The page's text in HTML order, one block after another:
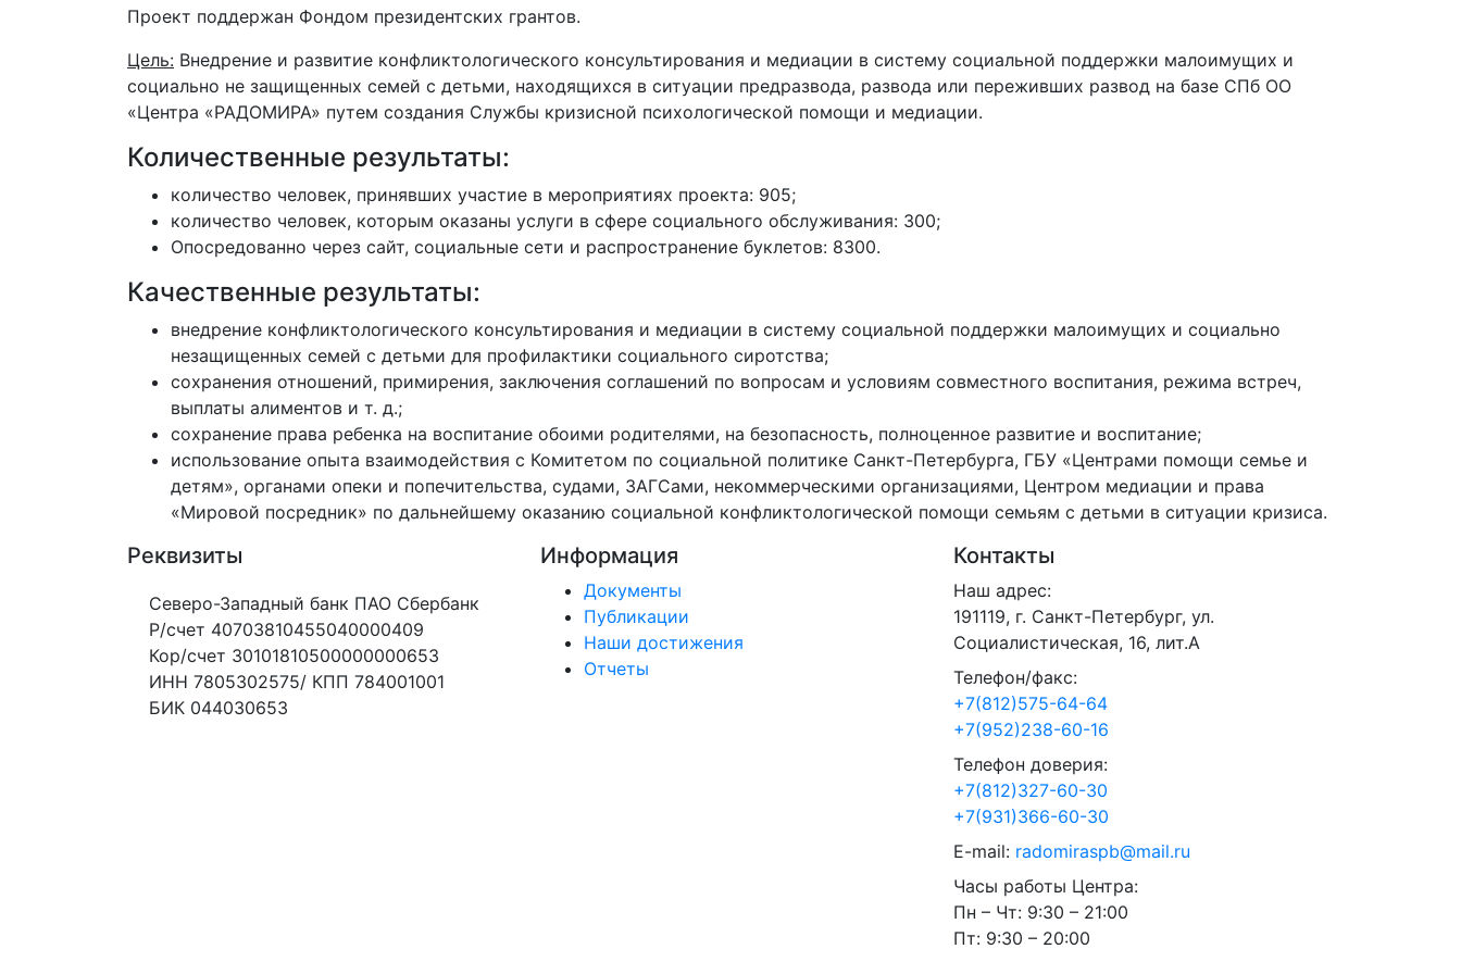
Проект поддержан Фондом президентских грантов.
Цель: Внедрение и развитие конфликтологического консультирования и медиации в систему социальной поддержки малоимущих и
социально не защищенных семей с детьми, находящихся в ситуации предразвода, развода или переживших развод на базе СПб ОО
«Центра «РАДОМИРА» путем создания Службы кризисной психологической помощи и медиации.
Количественные результаты:
количество человек, принявших участие в мероприятиях проекта: 905;
количество человек, которым оказаны услуги в сфере социального обслуживания: 300;
Опосредованно через сайт, социальные сети и распространение буклетов: 8300.
Качественные результаты:
внедрение конфликтологического консультирования и медиации в систему социальной поддержки малоимущих и социально
незащищенных семей с детьми для профилактики социального сиротства;
сохранения отношений, примирения, заключения соглашений по вопросам и условиям совместного воспитания, режима встреч,
выплаты алиментов и т. д.;
сохранение права ребенка на воспитание обоими родителями, на безопасность, полноценное развитие и воспитание;
использование опыта взаимодействия с Комитетом по социальной политике Санкт-Петербурга, ГБУ «Центрами помощи семье и
детям», органами опеки и попечительства, судами, ЗАГСами, некоммерческими организациями, Центром медиации и права
«Мировой посредник» по дальнейшему оказанию социальной конфликтологической помощи семьям с детьми в ситуации кризиса.
Реквизиты
Северо-Западный банк ПАО Сбербанк
Р/счет 40703810455040000409
Кор/счет 30101810500000000653
ИНН 7805302575/ КПП 784001001
БИК 044030653
Информация
Документы
Публикации
Наши достижения
Отчеты
Контакты
Наш адрес:
191119, г. Санкт-Петербург, ул.
Социалистическая, 16, лит.А
Телефон/факс:
+7(812)575-64-64
+7(952)238-60-16
Телефон доверия:
+7(812)327-60-30
+7(931)366-60-30
E-mail: radomiraspb@mail.ru
Часы работы Центра:
Пн – Чт: 9:30 – 21:00
Пт: 9:30 – 20:00